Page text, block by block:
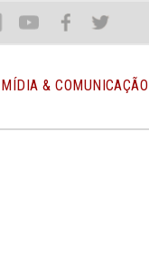
You Face Twit
MÍDIA & COMUNICAÇÃO